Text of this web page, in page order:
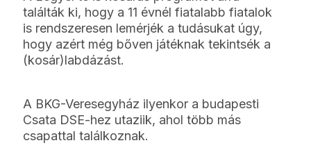
találták ki, hogy a 11 évnél fiatalabb fiatalok
is rendszeresen lemérjék a tudásukat úgy,
hogy azért még bőven játéknak tekintsék a
(kosár)labdázást.
A BKG-Veresegyház ilyenkor a budapesti
Csata DSE-hez utaziik, ahol több más
csapattal találkoznak.